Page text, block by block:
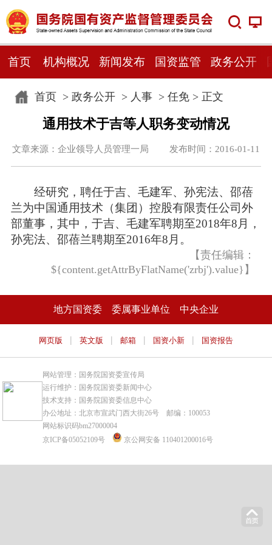
首页 机构概况 新闻发布 国资监管 政务公开
首页> 政务公开> 人事> 任免> 正文
通用技术于吉等人职务变动情况
文章来源：企业领导人员管理一局 发布时间：2016-01-11
经研究，聘任于吉、毛建军、孙宪法、邵蓓
兰为中国通用技术（集团）控股有限责任公司外
部董事，其中，于吉、毛建军聘期至2018年8月，
孙宪法、邵蓓兰聘期至2016年8月。
【责任编辑：
${content.getAttrByFlatName('zrbj').value}】
地方国资委 委属事业单位 中央企业
网页版 | 英文版 | 邮箱 | 国资小新 | 国资报告
网站管理：国务院国资委宣传局
运行维护：国务院国资委新闻中心
技术支持：国务院国资委信息中心
办公地址：北京市宣武门西大街26号 邮编：100053
网站标识码bm27000004
京ICP备05052109号
京公网安备 110401200016号